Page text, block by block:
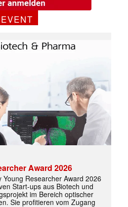
EVENT
Award 2026
Young Researcher Award 2026
Start-ups aus Biotech und
im Bereich optischer
Sie profitieren vom Zugang